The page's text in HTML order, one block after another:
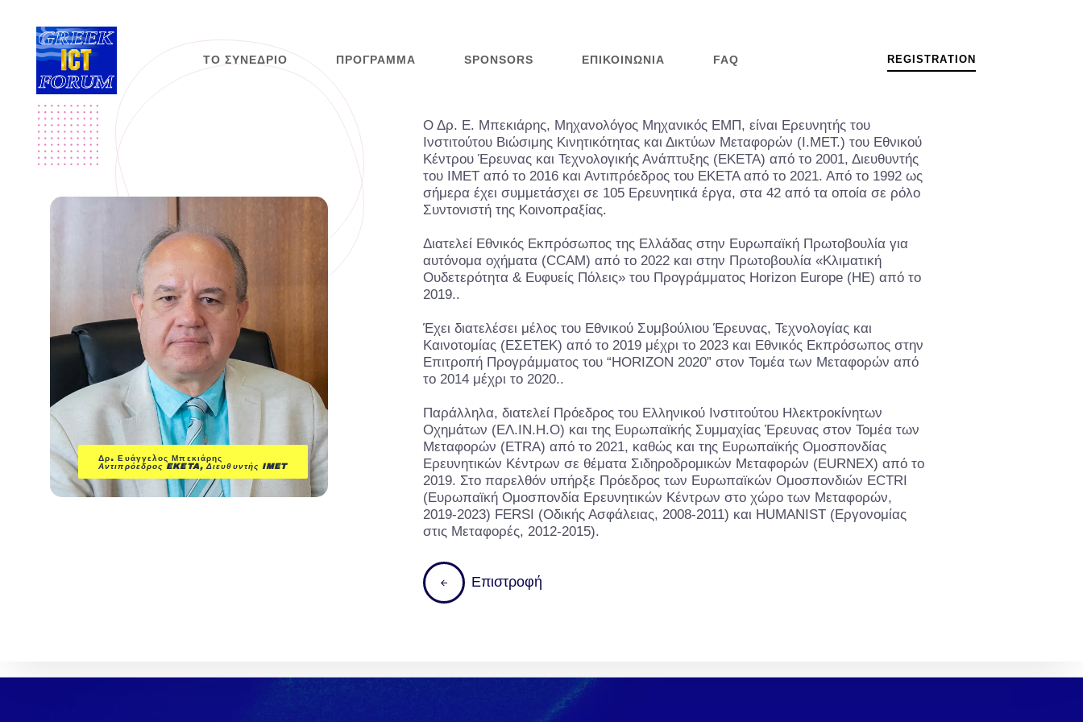
ΤΟ ΣΥΝΈΔΡΙΟ ΠΡΌΓΡΑΜΜΑ SPONSORS ΕΠΙΚΟΙΝΩΝΊΑ FAQ REGISTRATION
Δρ. Ευάγγελος Μπεκιάρης
Αντιπρόεδρος EKETA, Διευθυντής IMET
Ο Δρ. Ε. Μπεκιάρης, Μηχανολόγος Μηχανικός ΕΜΠ, είναι Ερευνητής του
Ινστιτούτου Βιώσιμης Κινητικότητας και Δικτύων Μεταφορών (Ι.ΜΕΤ.) του Εθνικού
Κέντρου Έρευνας και Τεχνολογικής Ανάπτυξης (ΕΚΕΤΑ) από το 2001, Διευθυντής
του IMET από το 2016 και Αντιπρόεδρος του EKETA από το 2021. Από το 1992 ως
σήμερα έχει συμμετάσχει σε 105 Ερευνητικά έργα, στα 42 από τα οποία σε ρόλο
Συντονιστή της Κοινοπραξίας.
Διατελεί Εθνικός Εκπρόσωπος της Ελλάδας στην Ευρωπαϊκή Πρωτοβουλία για
αυτόνομα οχήματα (CCAM) από το 2022 και στην Πρωτοβουλία «Κλιματική
Ουδετερότητα & Ευφυείς Πόλεις» του Προγράμματος Horizon Europe (HE) από το
2019..
Έχει διατελέσει μέλος του Εθνικού Συμβούλιου Έρευνας, Τεχνολογίας και
Καινοτομίας (ΕΣΕΤΕΚ) από το 2019 μέχρι το 2023 και Εθνικός Εκπρόσωπος στην
Επιτροπή Προγράμματος του “HORIZON 2020” στον Τομέα των Μεταφορών από
το 2014 μέχρι το 2020..
Παράλληλα, διατελεί Πρόεδρος του Ελληνικού Ινστιτούτου Ηλεκτροκίνητων
Οχημάτων (ΕΛ.ΙΝ.Η.Ο) και της Ευρωπαϊκής Συμμαχίας Έρευνας στον Τομέα των
Μεταφορών (ETRA) από το 2021, καθώς και της Ευρωπαϊκής Ομοσπονδίας
Ερευνητικών Κέντρων σε θέματα Σιδηροδρομικών Μεταφορών (EURNEX) από το
2019. Στο παρελθόν υπήρξε Πρόεδρος των Ευρωπαϊκών Ομοσπονδιών ECTRI
(Ευρωπαϊκή Ομοσπονδία Ερευνητικών Κέντρων στο χώρο των Μεταφορών,
2019-2023) FERSI (Οδικής Ασφάλειας, 2008-2011) και HUMANIST (Εργονομίας
στις Μεταφορές, 2012-2015).
Επιστροφή